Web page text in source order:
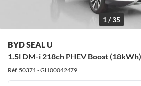
1 / 35
BYD SEAL U
1.5l DM-i 218ch PHEV Boost (18kWh)
Réf. 50371 - GLI00042479